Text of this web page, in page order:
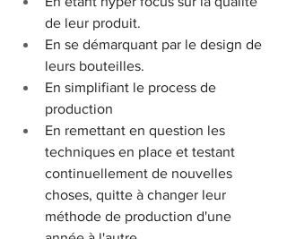
de leur produit.
En se démarquant par le design de
leurs bouteilles.
En simplifiant le process de
production
En remettant en question les
techniques en place et testant
continuellement de nouvelles
choses, quitte à changer leur
méthode de production d'une